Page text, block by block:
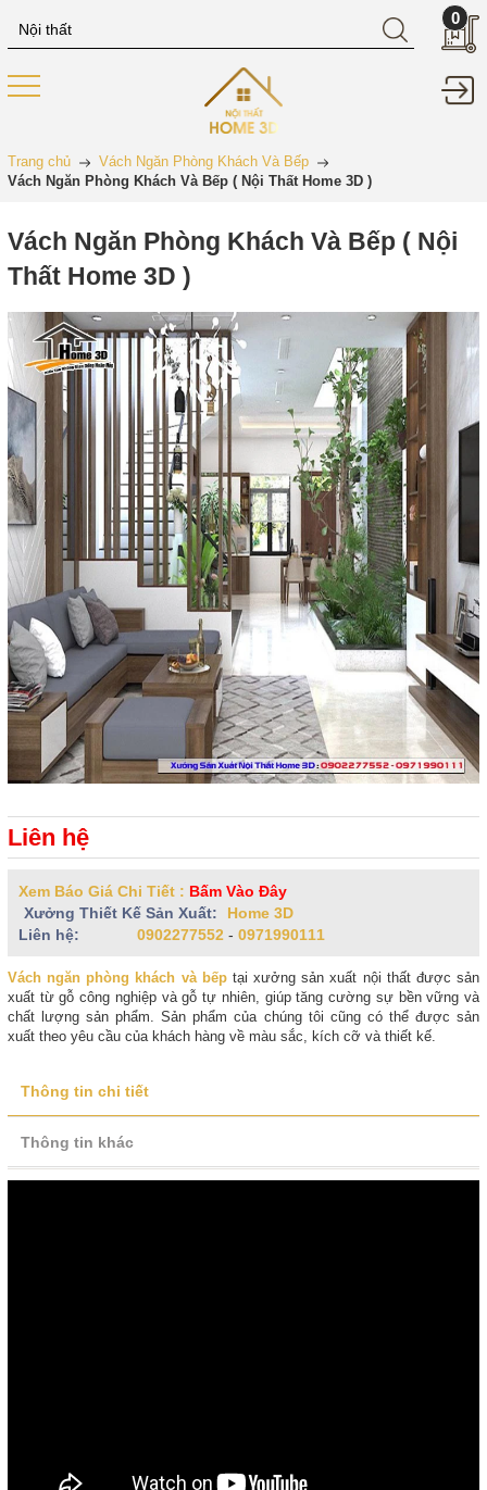
0
Trang chủ
Vách Ngăn Phòng Khách Và Bếp
Vách Ngăn Phòng Khách Và Bếp ( Nội Thất Home 3D )
Vách Ngăn Phòng Khách Và Bếp ( Nội
Thất Home 3D )
Liên hệ
Xem Báo Giá Chi Tiết : Bấm Vào Đây
Xưởng Thiết Kế Sản Xuất:
Home 3D
Liên hệ:
0902277552 - 0971990111
Vách ngăn phòng khách và bếptại xưởng sản xuất nội thất được sản
xuất từ gỗ công nghiệp và gỗ tự nhiên, giúp tăng cường sự bền vững và
chất lượng sản phẩm. Sản phẩm của chúng tôi cũng có thể được sản
xuất theo yêu cầu của khách hàng về màu sắc, kích cỡ và thiết kế.
Thông tin chi tiết
Thông tin khác